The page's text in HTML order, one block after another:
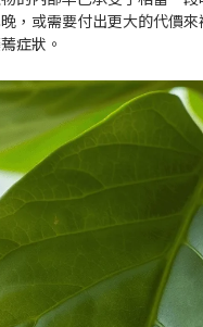
，或需要付出更大的代價
症狀。